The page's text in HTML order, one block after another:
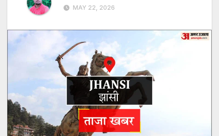
MAY 22, 2026